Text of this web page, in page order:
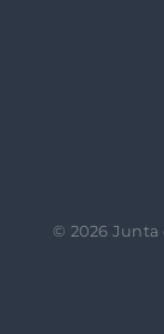
© 2026 Junta